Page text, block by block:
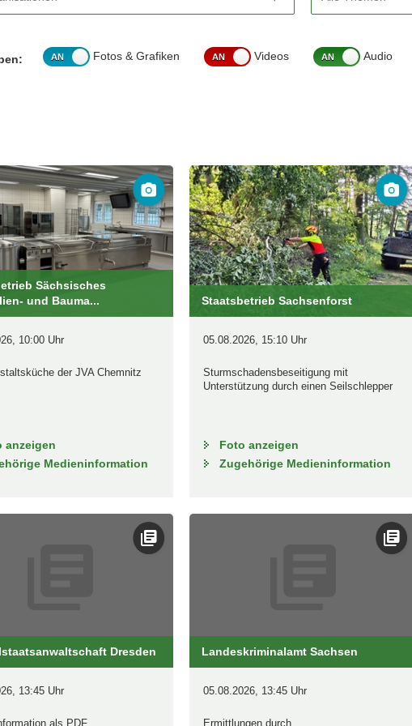
Fotos & Grafiken Videos Audio
Sächsisches
und Bauma...
10:00 Uhr
der JVA Chemnitz
anzeigen
Medieninformation
Staatsbetrieb Sachsenforst
05.08.2026, 15:10 Uhr
Sturmschadensbeseitigung mit
Unterstützung durch einen Seilschlepper
Foto anzeigen
Zugehörige Medieninformation
Dresden
13:45 Uhr
als PDF
Landeskriminalamt Sachsen
05.08.2026, 13:45 Uhr
Ermittlungen durch